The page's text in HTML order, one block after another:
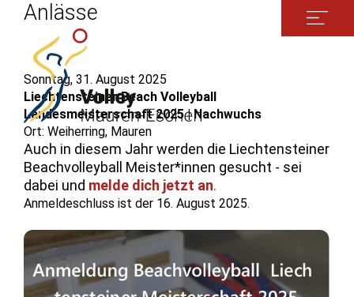
Anlässe
Sonntag, 31. August 2025
Liechtensteiner Beach Volleyball
Landesmeisterschaft 2025 | Nachwuchs
Ort: Weiherring, Mauren
Auch in diesem Jahr werden die Liechtensteiner
Beachvolleyball Meister*innen gesucht - sei
dabei und melde dich jetzt an.
Anmeldeschluss ist der 16. August 2025.